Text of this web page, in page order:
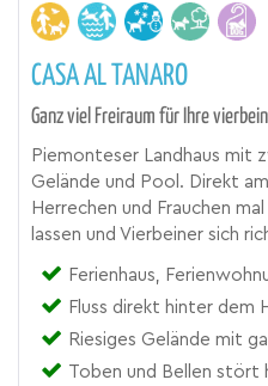
CASA AL TANARO
Ganz viel Freiraum für Ihre
Piemonteser Landhaus mit
Gelände und Pool. Direkt
Herrechen und Frauchen
lassen und Vierbeiner sich
Ferienhaus,
Fluss direkt hinter dem
Riesiges Gelände mit
Toben und Bellen stört